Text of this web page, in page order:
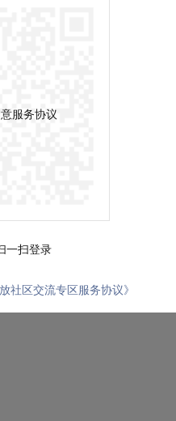
服务协议
一扫登录
社区交流专区服务协议》